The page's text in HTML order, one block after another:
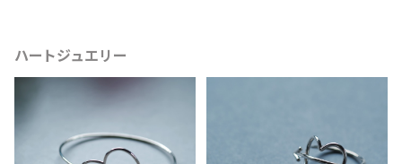
ハートジュエリー